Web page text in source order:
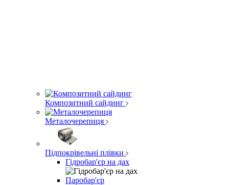
Композитний сайдинг
Металочерепиця
Підпокрівельні плівки
Гідробар'єр на дах
Паробар'єр